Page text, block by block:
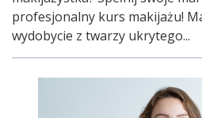
profesjonalny kurs makijażu!
wydobycie z twarzy ukrytego...